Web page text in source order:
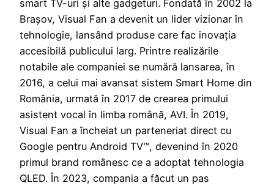
smart TV-uri și alte gadgeturi. Fondată în 2002 la
Brașov, Visual Fan a devenit un lider vizionar în
tehnologie, lansând produse care fac inovația
accesibilă publicului larg. Printre realizările
notabile ale companiei se numără lansarea, în
2016, a celui mai avansat sistem Smart Home din
România, urmată în 2017 de crearea primului
asistent vocal în limba română, AVI. În 2019,
Visual Fan a încheiat un parteneriat direct cu
Google pentru Android TV™, devenind în 2020
primul brand românesc ce a adoptat tehnologia
QLED. În 2023, compania a făcut un pas